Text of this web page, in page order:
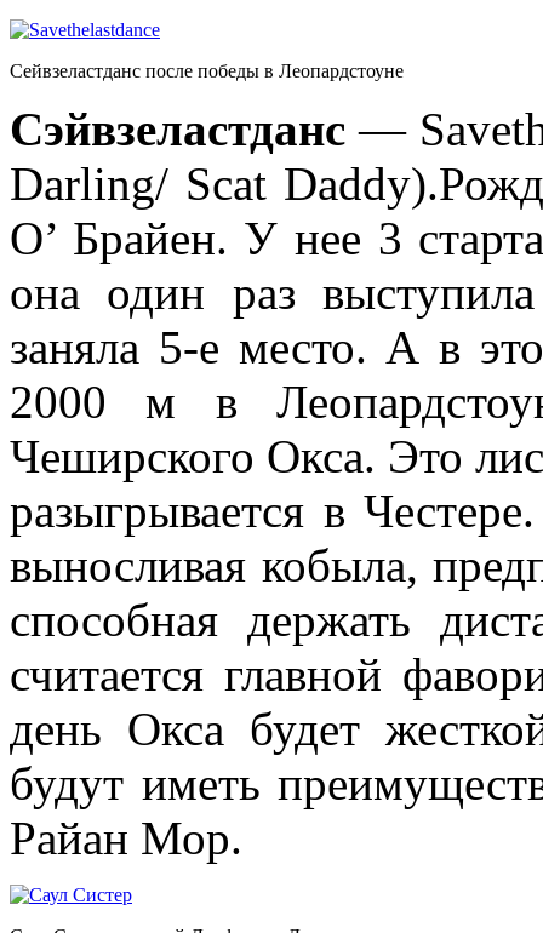
Сейвзеластданс после победы в Леопардстоуне
Сэйвзеластданс —
Darling/ Scat
О’ Брайен. У нее 3
она один раз
заняла 5-е место. А в
2000 м в
Чеширского Окса. Это
разыгрывается в
выносливая кобыла,
способная держать
считается главной
день Окса будет
будут иметь
Райан Мор.